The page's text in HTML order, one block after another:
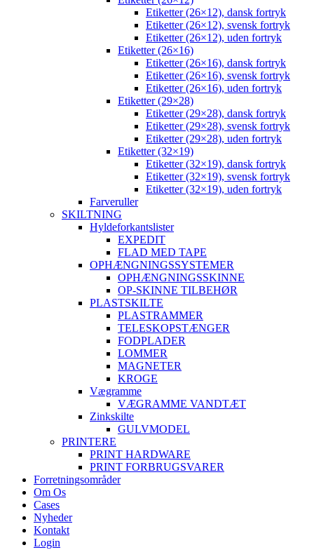
Etiketter (26×12), dansk fortryk
Etiketter (26×12), svensk fortryk
Etiketter (26×12), uden fortryk
Etiketter (26×16)
Etiketter (26×16), dansk fortryk
Etiketter (26×16), svensk fortryk
Etiketter (26×16), uden fortryk
Etiketter (29×28)
Etiketter (29×28), dansk fortryk
Etiketter (29×28), svensk fortryk
Etiketter (29×28), uden fortryk
Etiketter (32×19)
Etiketter (32×19), dansk fortryk
Etiketter (32×19), svensk fortryk
Etiketter (32×19), uden fortryk
Farveruller
SKILTNING
Hyldeforkantslister
EXPEDIT
FLAD MED TAPE
OPHÆNGNINGSSYSTEMER
OPHÆNGNINGSSKINNE
OP-SKINNE TILBEHØR
PLASTSKILTE
PLASTRAMMER
TELESKOPSTÆNGER
FODPLADER
LOMMER
MAGNETER
KROGE
Vægramme
VÆGRAMME VANDTÆT
Zinkskilte
GULVMODEL
PRINTERE
PRINT HARDWARE
PRINT FORBRUGSVARER
Forretningsområder
Om Os
Cases
Nyheder
Kontakt
Login